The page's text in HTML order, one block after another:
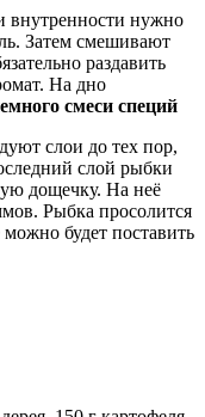
внутренности нужно
Затем смешивают
раздавить
На дно
смеси специй
слои до тех пор,
слой рыбки
дощечку. На неё
Рыбка просолится
будет поставить